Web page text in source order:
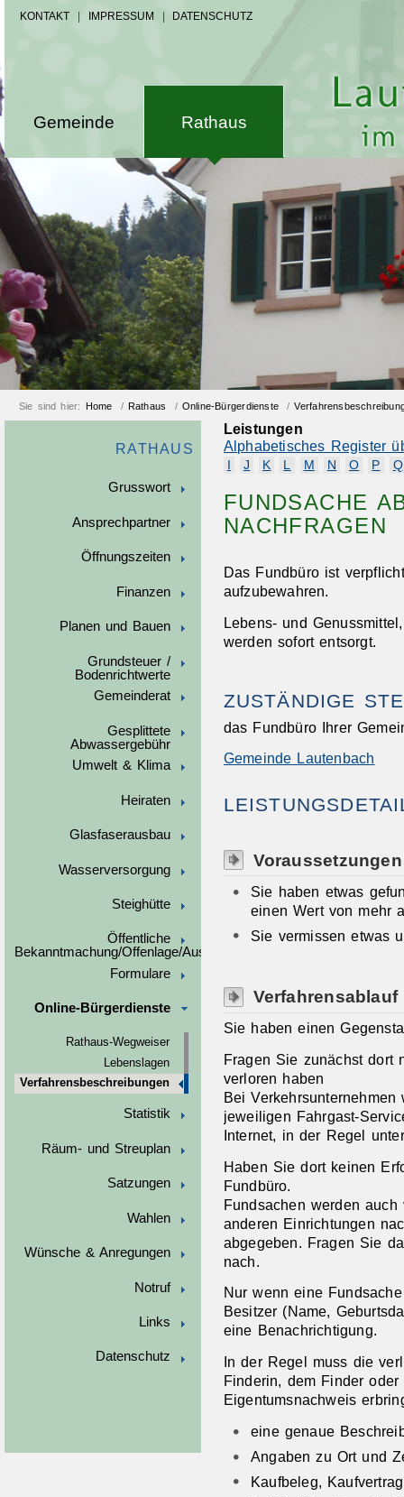
KONTAKT IMPRESSUM DATENSCHUTZ
Gemeinde Rathaus
Sie sind hier: Home / Rathaus / Online-Bürgerdienste /
RATHAUS
Grusswort
Ansprechpartner
Öffnungszeiten
Finanzen
Planen und Bauen
Grundsteuer /
Bodenrichtwerte
Gemeinderat
Gesplittete
Abwassergebühr
Umwelt & Klima
Heiraten
Glasfaserausbau
Wasserversorgung
Steighütte
Öffentliche
Bekanntmachung/Offenlage/Ausschreibungen
Formulare
Online-Bürgerdienste
Rathaus-Wegweiser
Lebenslagen
Verfahrensbeschreibungen
Statistik
Räum- und Streuplan
Satzungen
Wahlen
Wünsche & Anregungen
Notruf
Links
Datenschutz
Leistungen
Alphabetisches Register
J K L M N O P Q
FUNDSACHE
NACHFRAGEN
Das Fundbüro ist
aufzubewahren.
Lebens- und
werden sofort entsorgt.
ZUSTÄNDIGE
das Fundbüro Ihrer
Gemeinde Lautenbach
Voraussetzungen
Sie haben etwas
einen Wert von mehr
Sie vermissen etwas
Verfahrensablauf
Sie haben einen
Fragen Sie zunächst dort
verloren haben
Bei
jeweiligen Fahrgast-
Internet, in der Regel
Haben Sie dort keinen
Fundbüro.
Fundsachen werden
anderen Einrichtungen
abgegeben. Fragen Sie
nach.
Nur wenn eine
Besitzer (Name,
eine Benachrichtigung.
In der Regel muss die
Finderin, dem Finder
Eigentumsnachweis
eine genaue
Angaben zu Ort und
Kaufbeleg,